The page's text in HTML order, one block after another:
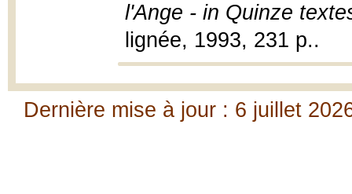
l'Ange - in Quinze
lignée, 1993, 231 p..
Dernière mise à jour : 6 juillet